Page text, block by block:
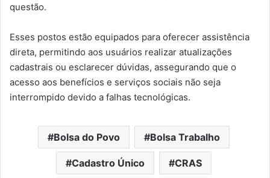
questão.
Esses postos estão equipados para oferecer assistência
direta, permitindo aos usuários realizar atualizações
cadastrais ou esclarecer dúvidas, assegurando que o
acesso aos benefícios e serviços sociais não seja
interrompido devido a falhas tecnológicas.
Bolsa do Povo Bolsa Trabalho
Cadastro Único CRAS